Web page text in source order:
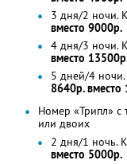
3 дня/2 ночи.
вместо 9000р.
4 дня/3 ночи.
вместо
5 дней/4 ночи.
8640р. вместо
Номер «Трипл» с
или двоих
2 дня/1 ночь.
вместо 5000р.